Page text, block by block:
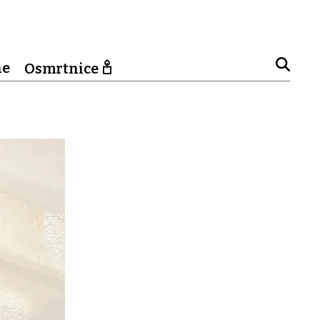
Osmrtnice